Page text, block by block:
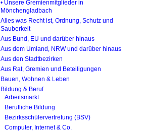
• Unsere Gremienmitglieder in
Mönchengladbach
Alles was Recht ist, Ordnung, Schutz und
Sauberkeit
Aus Bund, EU und darüber hinaus
Aus dem Umland, NRW und darüber hinaus
Aus den Stadtbezirken
Aus Rat, Gremien und Beteiligungen
Bauen, Wohnen & Leben
Bildung & Beruf
Arbeitsmarkt
Berufliche Bildung
Bezirksschülervertretung (BSV)
Computer, Internet & Co.